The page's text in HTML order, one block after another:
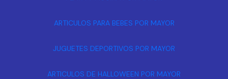
ARTICULOS PARA BEBES POR MAYOR
JUGUETES DEPORTIVOS POR MAYOR
ARTICULOS DE HALLOWEEN POR MAYOR